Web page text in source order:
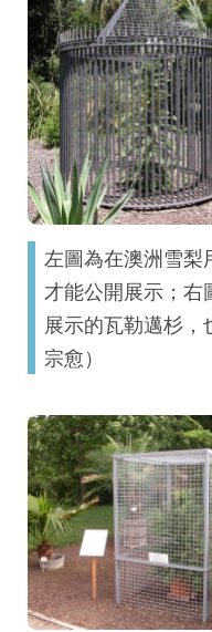
左圖為在澳洲雪梨
才能公開展示；右
展示的瓦勒邁杉
宗愈）